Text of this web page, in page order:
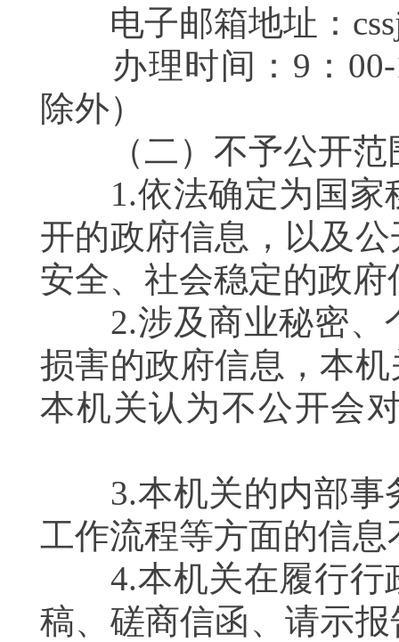
电子邮箱地址：
办理时间：9：00-
除外）
（二）不予公开
1.依法确定为国家
开的政府信息，以及
安全、社会稳定的政
2.涉及商业秘密、
损害的政府信息，本
本机关认为不公开会
3.本机关的内部事
工作流程等方面的信
4.本机关在履行行
稿、磋商信函、请示